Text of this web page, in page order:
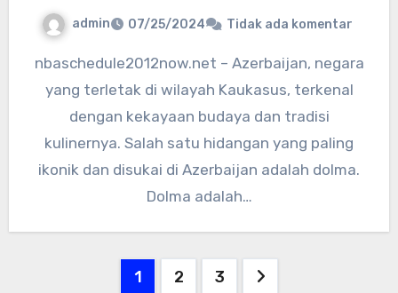
admin 07/25/2024 Tidak ada komentar
nbaschedule2012now.net – Azerbaijan, negara
yang terletak di wilayah Kaukasus, terkenal
dengan kekayaan budaya dan tradisi
kulinernya. Salah satu hidangan yang paling
ikonik dan disukai di Azerbaijan adalah dolma.
Dolma adalah…
1 2 3